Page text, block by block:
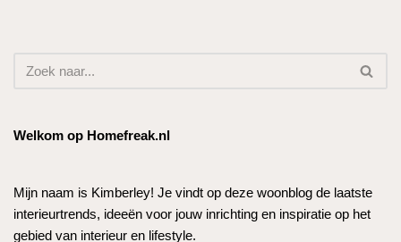
Welkom op Homefreak.nl
Mijn naam is Kimberley! Je vindt op deze woonblog de laatste
interieurtrends, ideeën voor jouw inrichting en inspiratie op het
gebied van interieur en lifestyle.